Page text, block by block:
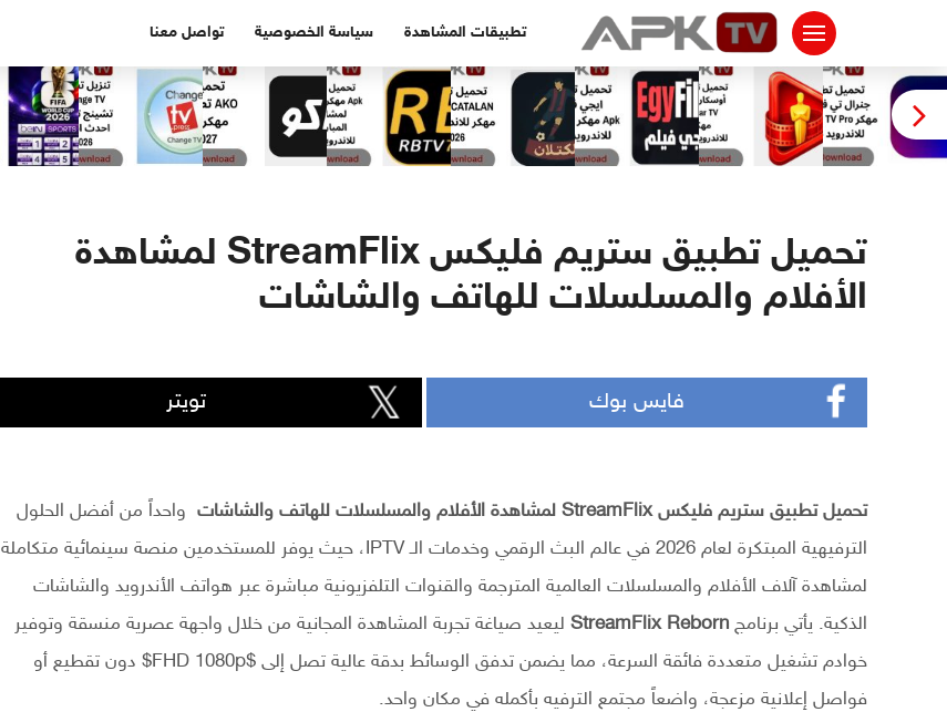
تطبيقات المشاهدة سياسة الخصوصية تواصل معنا
تحميل تطبيق ستريم فليكس StreamFlix لمشاهدة
الأفلام والمسلسلات للهاتف والشاشات
فايس بوك تويتر
تحميل تطبيق ستريم فليكس StreamFlix لمشاهدة الأفلام والمسلسلات للهاتف والشاشات
واحداً من أفضل الحلول
الترفيهية المبتكرة لعام 2026 في عالم البث الرقمي وخدمات الـ IPTV، حيث يوفر للمستخدمين منصة سينمائية متكاملة
لمشاهدة آلاف الأفلام والمسلسلات العالمية المترجمة والقنوات التلفزيونية مباشرة عبر هواتف الأندرويد والشاشات
الذكية. يأتي برنامج StreamFlix Reborn ليعيد صياغة تجربة المشاهدة المجانية من خلال واجهة عصرية منسقة وتوفير
خوادم تشغيل متعددة فائقة السرعة، مما يضمن تدفق الوسائط بدقة عالية تصل إلى $FHD 1080p$
دون تقطيع أو
فواصل إعلانية مزعجة، واضعاً مجتمع الترفيه بأكمله في مكان واحد.